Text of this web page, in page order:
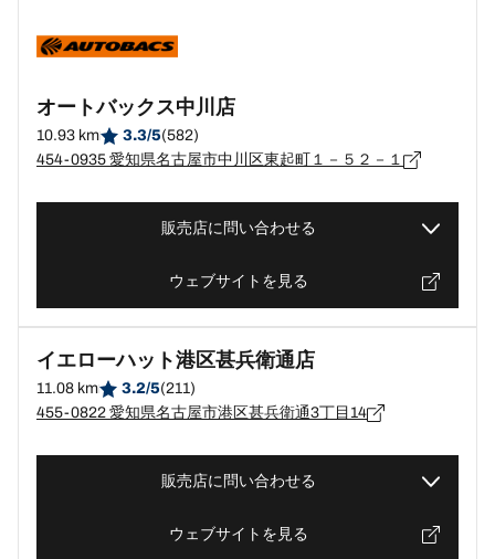
オートバックス中川店
10.93 km 3.3/5(582)
454-0935 愛知県名古屋市中川区東起町１－５２－１
販売店に問い合わせる
ウェブサイトを見る
イエローハット港区甚兵衛通店
11.08 km 3.2/5(211)
455-0822 愛知県名古屋市港区甚兵衛通3丁目14
販売店に問い合わせる
ウェブサイトを見る